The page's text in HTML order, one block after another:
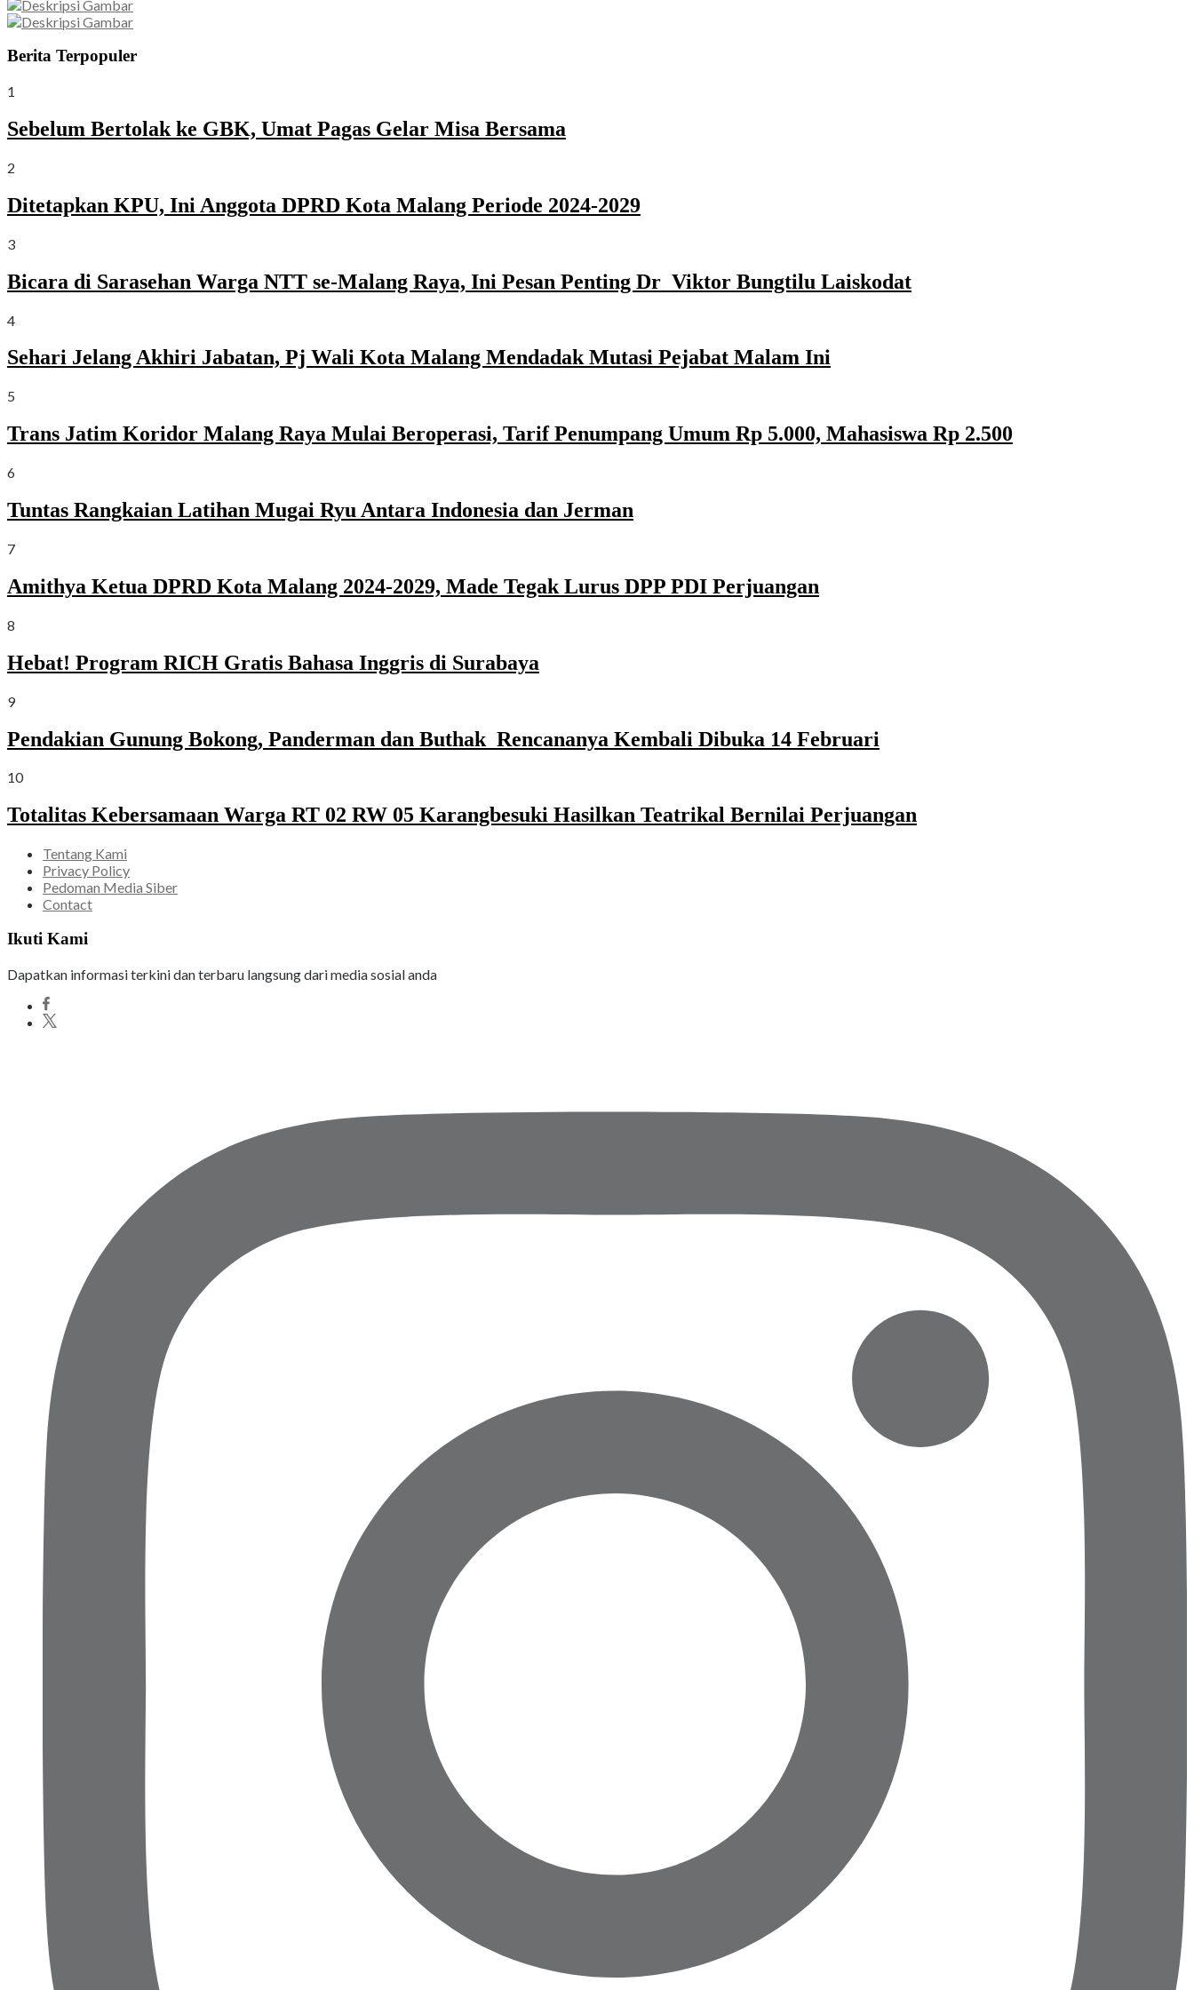
Berita Terpopuler
1
Sebelum Bertolak ke GBK, Umat Pagas Gelar Misa Bersama
2
Ditetapkan KPU, Ini Anggota DPRD Kota Malang Periode 2024-2029
3
Bicara di Sarasehan Warga NTT se-Malang Raya, Ini Pesan Penting Dr Viktor Bungtilu Laiskodat
4
Sehari Jelang Akhiri Jabatan, Pj Wali Kota Malang Mendadak Mutasi Pejabat Malam Ini
5
Trans Jatim Koridor Malang Raya Mulai Beroperasi, Tarif Penumpang Umum Rp 5.000, Mahasiswa Rp 2.500
6
Tuntas Rangkaian Latihan Mugai Ryu Antara Indonesia dan Jerman
7
Amithya Ketua DPRD Kota Malang 2024-2029, Made Tegak Lurus DPP PDI Perjuangan
8
Hebat! Program RICH Gratis Bahasa Inggris di Surabaya
9
Pendakian Gunung Bokong, Panderman dan Buthak Rencananya Kembali Dibuka 14 Februari
10
Totalitas Kebersamaan Warga RT 02 RW 05 Karangbesuki Hasilkan Teatrikal Bernilai Perjuangan
Tentang Kami
Privacy Policy
Pedoman Media Siber
Contact
Ikuti Kami
Dapatkan informasi terkini dan terbaru langsung dari media sosial anda